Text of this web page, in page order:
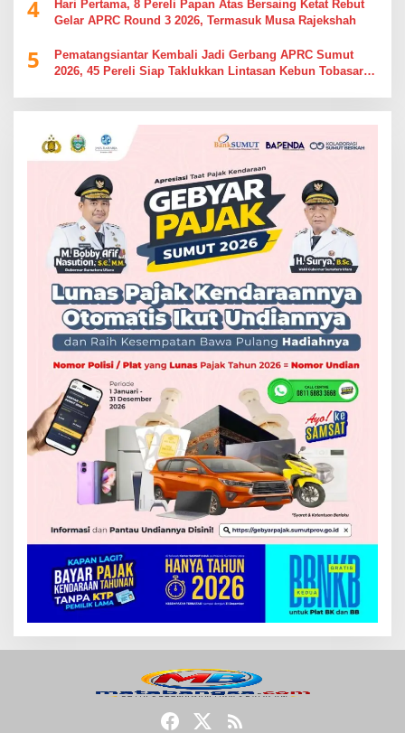
4
Hari Pertama, 8 Pereli Papan Atas Bersaing Ketat Rebut
Gelar APRC Round 3 2026, Termasuk Musa Rajekshah
5
Pematangsiantar Kembali Jadi Gerbang APRC Sumut
2026, 45 Pereli Siap Taklukkan Lintasan Kebun Tobasari